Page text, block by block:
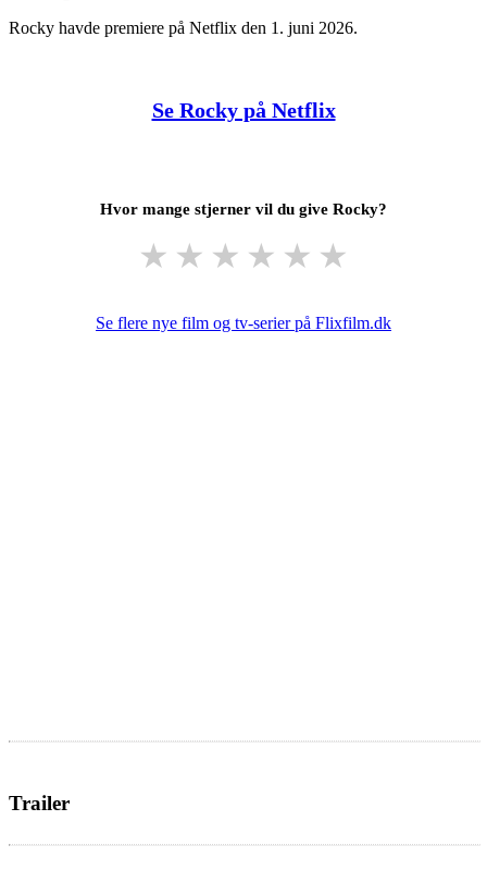
Rocky havde premiere på Netflix den 1. juni 2026.
Se Rocky på Netflix
Hvor mange stjerner vil du give Rocky?
★ ★ ★ ★ ★ ★
Se flere nye film og tv-serier på Flixfilm.dk
Trailer